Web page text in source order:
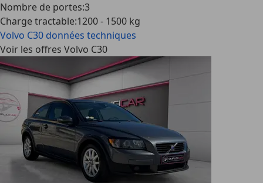
Nombre de portes:3
Charge tractable:1200 - 1500 kg
Volvo C30 données techniques
Voir les offres Volvo C30